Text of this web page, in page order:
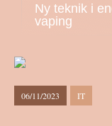
Ny teknik i
vaping
06/11/2023 IT